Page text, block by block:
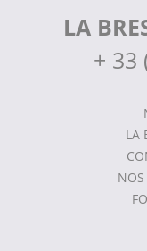
LA
+ 33
LA
NOS